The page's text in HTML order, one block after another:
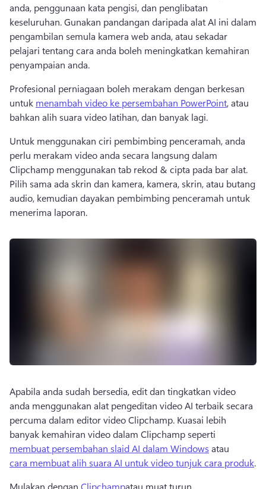
anda, penggunaan kata pengisi, dan penglibatan
keseluruhan. Gunakan pandangan daripada alat AI ini dalam
pengambilan semula kamera web anda, atau sekadar
pelajari tentang cara anda boleh meningkatkan kemahiran
penyampaian anda.
Profesional perniagaan boleh merakam dengan berkesan
untuk menambah video ke persembahan PowerPoint, atau
bahkan alih suara video latihan, dan banyak lagi.
Untuk menggunakan ciri pembimbing penceramah, anda
perlu merakam video anda secara langsung dalam
Clipchamp menggunakan tab rekod & cipta pada bar alat.
Pilih sama ada skrin dan kamera, kamera, skrin, atau butang
audio, kemudian dayakan pembimbing penceramah untuk
menerima laporan.
Apabila anda sudah bersedia, edit dan tingkatkan video
anda menggunakan alat pengeditan video AI terbaik secara
percuma dalam editor video Clipchamp. Kuasai lebih
banyak kemahiran video dalam Clipchamp seperti
membuat persembahan slaid AI dalam Windows atau
cara membuat alih suara AI untuk video tunjuk cara produk
Mulakan dengan Clipchampatau muat turun